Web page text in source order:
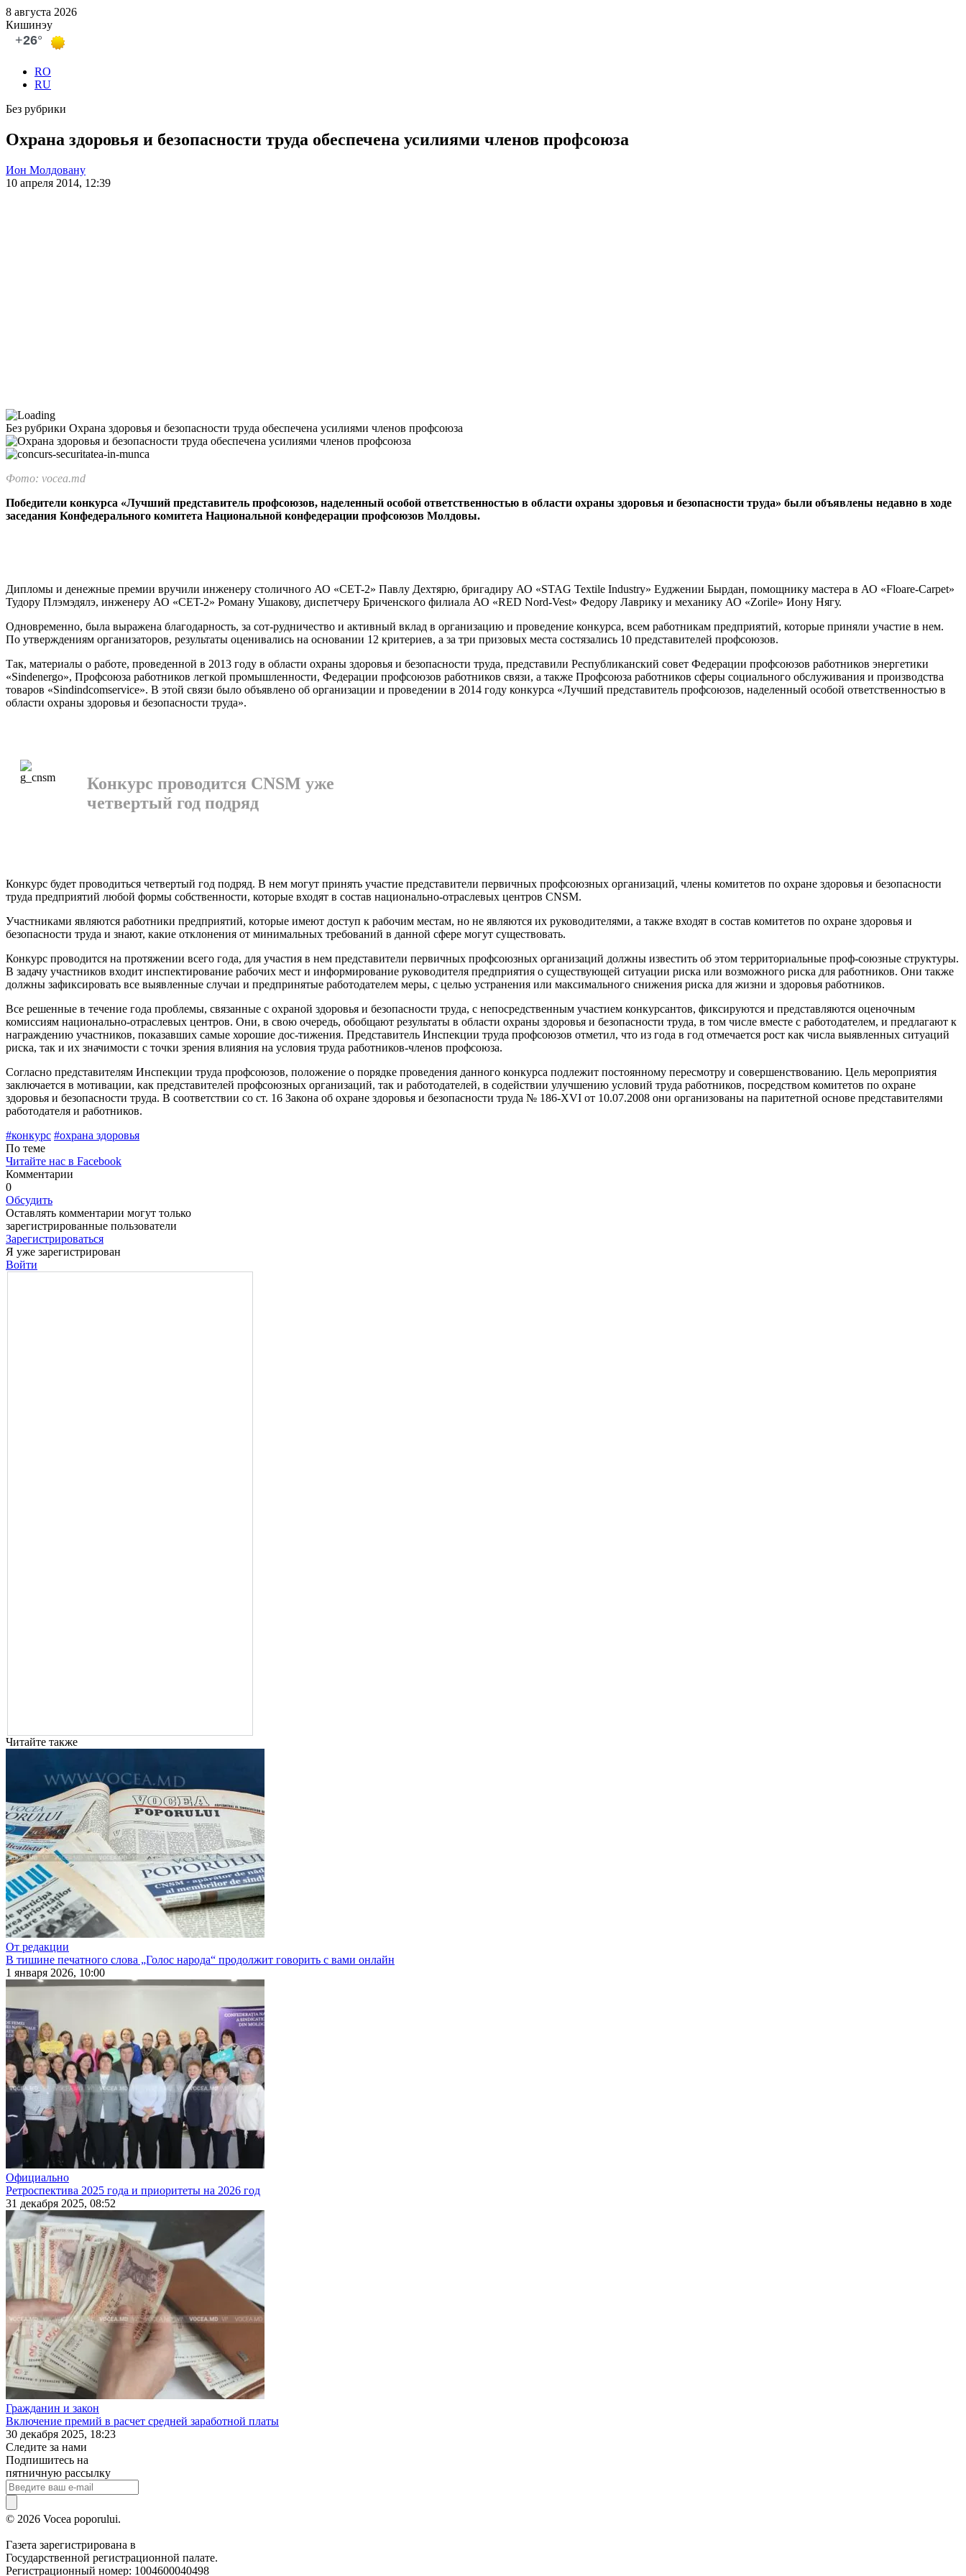
8 августа 2026
Кишинэу
RO
RU
Без рубрики
Охрана здоровья и безопасности труда обеспечена усилиями членов профсоюза
Ион Молдовану
10 апреля 2014, 12:39
Без рубрики Охрана здоровья и безопасности труда обеспечена усилиями членов профсоюза
Фото: vocea.md
Победители конкурса «Лучший представитель профсоюзов, наделен­ный особой ответствен­ностью в области охраны здоровья и безопаснос­ти труда» были объявле­ны недавно в ходе
заседания Конфеде­рального комитета Наци­ональной конфедерации профсоюзов Молдовы.
Дипломы и денежные пре­мии вручили инженеру сто­личного АО «CET-2» Пав­лу Дехтярю, бригадиру АО «STAG Textile Industry» Еуд­жении Бырдан, помощнику мастера в АО «Floare-Carpet»
Тудору Плэмэдялэ, инженеру АО «CET-2» Роману Ушакову, диспетчеру Бриченского фи­лиала АО «RED Nord-Vest» Фе­дору Лаврику и механику АО «Zorile» Иону Нягу.
Одновременно, была выра­жена благодарность, за сот-рудничество и активный вклад в организацию и проведение конкурса, всем работникам предприятий, которые приня­ли участие в нем.
По утвержде­ниям организаторов, результа­ты оценивались на основании 12 критериев, а за три призо­вых места состязались 10 пред­ставителей профсоюзов.
Так, материалы о работе, проведенной в 2013 году в об­ласти охраны здоровья и бе­зопасности труда, представи­ли Республиканский совет Фе­дерации профсоюзов работни­ков энергетики
«Sindenergo», Профсоюза работников легкой промышленности, Федерации профсоюзов работников свя­зи, а также Профсоюза работ­ников сферы социального об­служивания и производства
товаров «Sindindcomservice». В этой связи было объявлено об организации и проведении в 2014 году конкурса «Луч­ший представитель профсо­юзов, наделенный особой от­ветственностью в
области ох­раны здоровья и безопаснос­ти труда».
Конкурс проводится CNSM уже
четвертый год подряд
Конкурс будет проводиться четвертый год подряд. В нем могут принять участие пред­ставители первичных профсо­юзных организаций, члены комитетов по охране здоровья и безопасности
труда предпри­ятий любой формы собствен­ности, которые входят в состав национально-отраслевых цен­тров CNSM.
Участниками являются ра­ботники предприятий, кото­рые имеют доступ к рабочим местам, но не являются их ру­ководителями, а также входят в состав комитетов по охране здоровья и
безопасности тру­да и знают, какие отклонения от минимальных требований в данной сфере могут сущест­вовать.
Конкурс проводится на про­тяжении всего года, для учас­тия в нем представители пер­вичных профсоюзных орга­низаций должны известить об этом территориальные проф-союзные структуры.
В зада­чу участников входит инспек­тирование рабочих мест и ин­формирование руководителя предприятия о существующей ситуации риска или возмож­ного риска для работников. Они также
должны зафикси­ровать все выявленные случаи и предпринятые работодате­лем меры, с целью устранения или максимального снижения риска для жизни и здоровья работников.
Все решенные в течение года проблемы, связанные с охраной здоровья и безопас­ности труда, с непосредствен­ным участием конкурсантов, фиксируются и представляют­ся оценочным
комиссиям на­ционально-отраслевых цент­ров. Они, в свою очередь, обоб­щают результаты в области ох­раны здоровья и безопасности труда, в том числе вместе с ра­ботодателем, и предлагают к
награждению участников, по­казавших самые хорошие дос-тижения. Представитель Инс­пекции труда профсоюзов от­метил, что из года в год отме­чается рост как числа выяв­ленных ситуаций
риска, так и их значимости с точки зрения влияния на условия труда ра­ботников-членов профсоюза.
Согласно представителям Инспекции труда профсоюзов, положение о порядке проведе­ния данного конкурса подле­жит постоянному пересмотру и совершенствованию. Цель ме­роприятия
заключается в мо­тивации, как представителей профсоюзных организаций, так и работодателей, в содейс­твии улучшению условий тру­да работников, посредством комитетов по охране
здоровья и безопасности труда. В соот­ветствии со ст. 16 Закона об ох­ране здоровья и безопасности труда № 186-XVI от 10.07.2008 они организованы на паритет­ной основе представителями
работодателя и работников.
#конкурс #охрана здоровья
По теме
Читайте нас в Facebook
Комментарии
0
Обсудить
Оставлять комментарии могут только
зарегистрированные пользователи
Зарегистрироваться
Я уже зарегистрирован
Войти
Читайте также
От редакции
В тишине печатного слова „Голос народа“ продолжит говорить с вами онлайн
1 января 2026, 10:00
Официально
Ретроспектива 2025 года и приоритеты на 2026 год
31 декабря 2025, 08:52
Гражданин и закон
Включение премий в расчет средней заработной платы
30 декабря 2025, 18:23
Следите за нами
Подпишитесь на
пятничную рассылку
© 2026 Vocea poporului.
Газета зарегистрирована в
Государственной регистрационной палате.
Регистрационный номер: 1004600040498